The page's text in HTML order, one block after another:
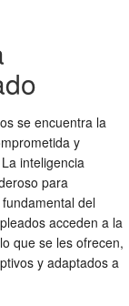
se encuentra la
y
inteligencia
para
del
acceden a la
que se les ofrecen,
y adaptados a